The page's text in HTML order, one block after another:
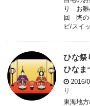
り お雛
回 陶の
ビ/スイ
ひな祭
ひなま
2016/
り
東海地